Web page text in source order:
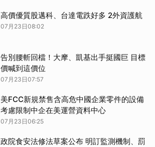
高價優質股邁科、台達電跌好多 2外資護航
07月23日08:02
告別腰斬回檔！大摩、凱基出手挺國巨 目標
價喊到這價位
07月23日07:57
美FCC新規禁售含高危中國企業零件的設備
考慮限制中企在美運營資料中心
07月23日06:25
政院食安法修法草案公布 明訂監測機制、罰